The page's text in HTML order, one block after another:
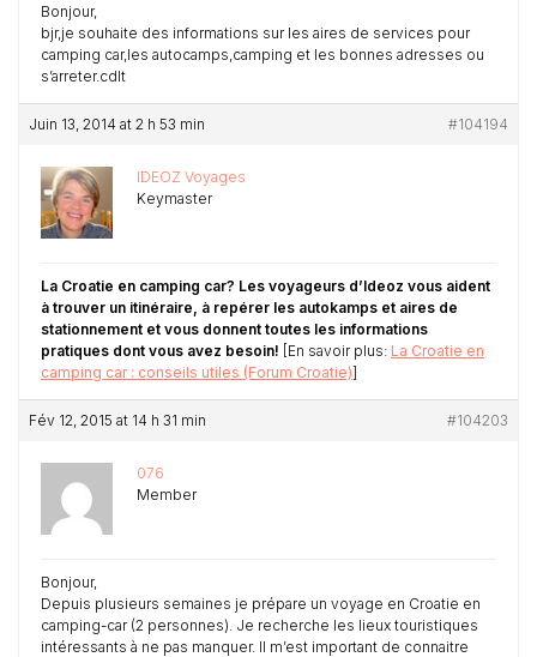
Bonjour,
bjr,je souhaite des informations sur les aires de services pour
camping car,les autocamps,camping et les bonnes adresses ou
s’arreter.cdlt
Juin 13, 2014 at 2 h 53 min #104194
IDEOZ Voyages
Keymaster
La Croatie en camping car? Les voyageurs d’Ideoz vous aident
à trouver un itinéraire, à repérer les autokamps et aires de
stationnement et vous donnent toutes les informations
pratiques dont vous avez besoin! [En savoir plus: La Croatie en
camping car : conseils utiles (Forum Croatie)]
Fév 12, 2015 at 14 h 31 min #104203
076
Member
Bonjour,
Depuis plusieurs semaines je prépare un voyage en Croatie en
camping-car (2 personnes). Je recherche les lieux touristiques
intéressants à ne pas manquer. Il m’est important de connaitre